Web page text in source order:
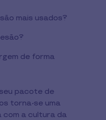
mais usados?
de forma
pacote de
torna-se uma
com a cultura da